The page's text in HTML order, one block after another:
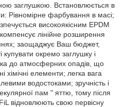
заглушкою. Встановлюється в
Рівномірне фарбування в масі;
високоякісним EPDM
лінійне розширення
заощаджує Ваш бюджет,
купувати окремо заглушку і
до атмосферних опадів, що
хімічні елементи; легка вага
водостоками; зручність і
пам " яттю, тому після
відновлюють свою первісну